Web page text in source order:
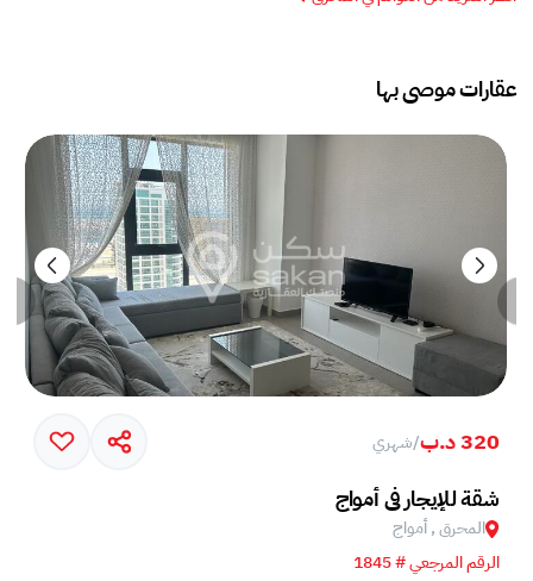
عقارات موصى بها
في جزيرة أمواج
320 د.ب /شهري
شقة للإيجار في أمواج
المحرق , أمواج
الرقم المرجعي # 1845